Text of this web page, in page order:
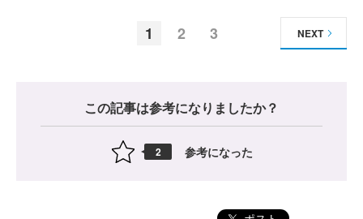
1 2 3 NEXT
この記事は参考になりましたか？
2 参考になった